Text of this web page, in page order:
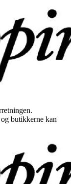
butikkerne kan